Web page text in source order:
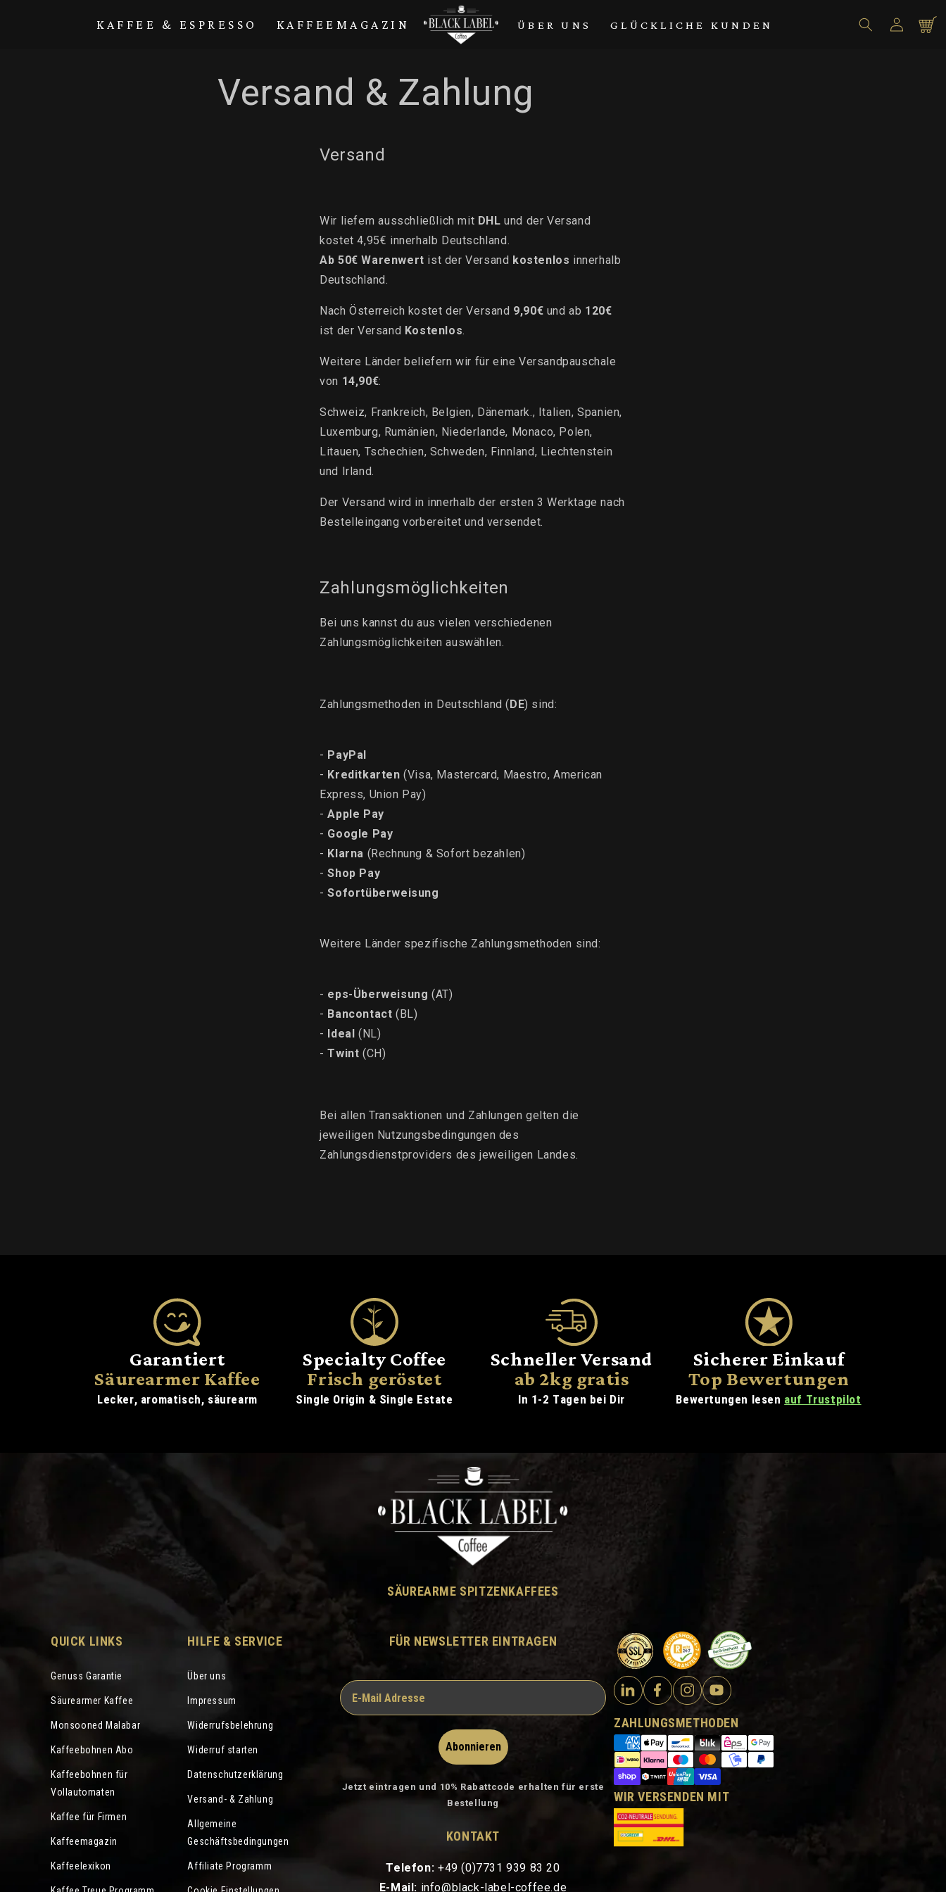
KAFFEE & ESPRESSO KAFFEEMAGAZIN ÜBER UNS GLÜCKLICHE KUNDEN Einloggen
Versand & Zahlung
Versand
Wir liefern ausschließlich mit DHL und der Versand
kostet 4,95€ innerhalb Deutschland.
Ab 50€ Warenwert ist der Versand kostenlos innerhalb
Deutschland.
Nach Österreich kostet der Versand 9,90€ und ab 120€
ist der Versand Kostenlos.
Weitere Länder beliefern wir für eine Versandpauschale
von 14,90€:
Schweiz, Frankreich, Belgien, Dänemark., Italien, Spanien,
Luxemburg, Rumänien, Niederlande, Monaco, Polen,
Litauen, Tschechien, Schweden, Finnland, Liechtenstein
und Irland.
Der Versand wird in innerhalb der ersten 3 Werktage nach
Bestelleingang vorbereitet und versendet.
Zahlungsmöglichkeiten
Bei uns kannst du aus vielen verschiedenen
Zahlungsmöglichkeiten auswählen.
Zahlungsmethoden in Deutschland (DE) sind:
- PayPal
- Kreditkarten (Visa, Mastercard, Maestro, American
Express, Union Pay)
-Apple Pay
- Google Pay
- Klarna (Rechnung & Sofort bezahlen)
-Shop Pay
-Sofortüberweisung
Weitere Länder spezifische Zahlungsmethoden sind:
- eps-Überweisung (AT)
- Bancontact (BL)
- Ideal (NL)
-Twint(CH)
Bei allen Transaktionen und Zahlungen gelten die
jeweiligen Nutzungsbedingungen des
Zahlungsdienstproviders des jeweiligen Landes.
Garantiert
Säurearmer Kaffee
Lecker, aromatisch, säurearm
Specialty Coffee
Frisch geröstet
Single Origin & Single Estate
Schneller Versand
ab 2kg gratis
In 1-2 Tagen bei Dir
Sicherer Einkauf
Top Bewertungen
Bewertungen lesen auf Trustpilot
SÄUREARME SPITZENKAFFEES
QUICK LINKS
Genuss Garantie
Säurearmer Kaffee
Monsooned Malabar
Kaffeebohnen Abo
Kaffeebohnen für
Vollautomaten
Kaffee für Firmen
Kaffeemagazin
Kaffeelexikon
HILFE & SERVICE
Über uns
Impressum
Widerrufsbelehrung
Widerruf starten
Datenschutzerklärung
Versand- & Zahlung
Allgemeine
Geschäftsbedingungen
Affiliate Programm
FÜR NEWSLETTER EINTRAGEN
Abonnieren
Jetzt eintragen und 10% Rabattcode erhalten für erste
Bestellung
KONTAKT
Telefon: +49 (0)7731 939 83 20
E-Mail: info@black-label-coffee.de
ZAHLUNGSMETHODEN
WIR VERSENDEN MIT